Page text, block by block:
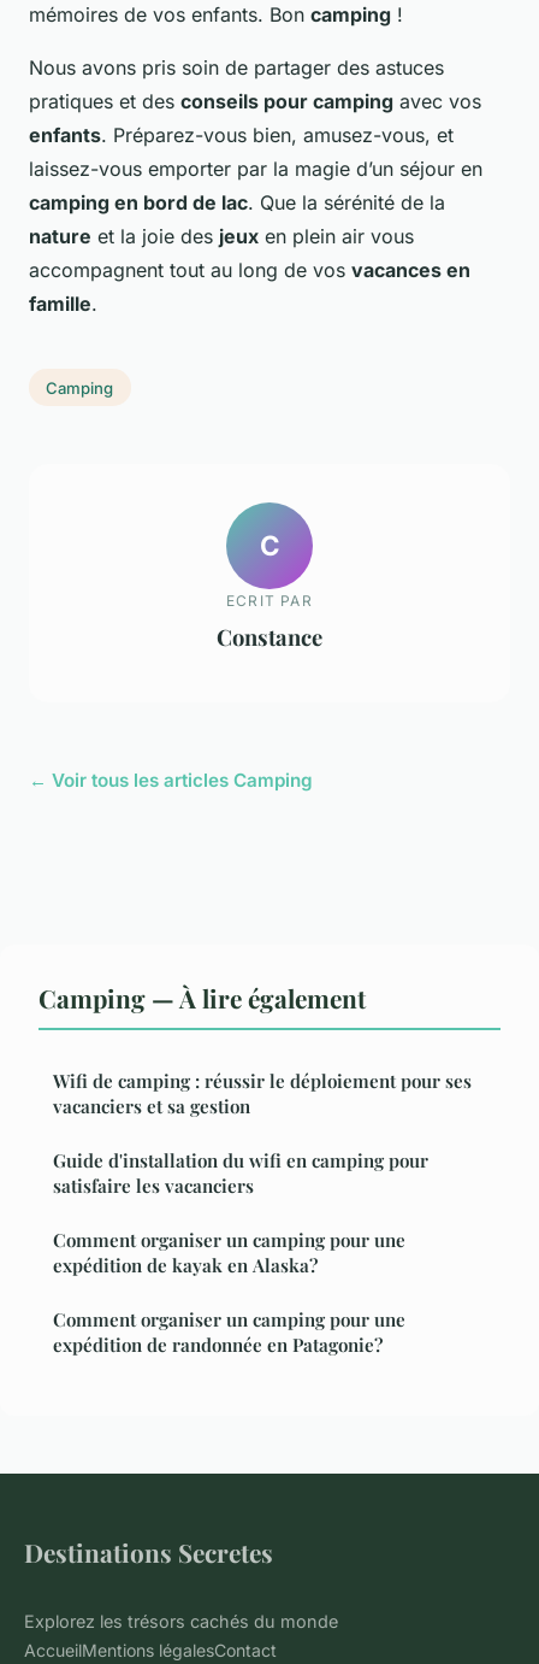
mémoires de vos enfants. Bon camping !
Nous avons pris soin de partager des astuces
pratiques et des conseils pour camping avec vos
enfants. Préparez-vous bien, amusez-vous, et
laissez-vous emporter par la magie d’un séjour en
camping en bord de lac. Que la sérénité de la
nature et la joie des jeux en plein air vous
accompagnent tout au long de vos vacances en
famille.
Camping
C
ECRIT PAR
Constance
← Voir tous les articles Camping
Camping — À lire également
Wifi de camping : réussir le déploiement pour ses
vacanciers et sa gestion
Guide d'installation du wifi en camping pour
satisfaire les vacanciers
Comment organiser un camping pour une
expédition de kayak en Alaska?
Comment organiser un camping pour une
expédition de randonnée en Patagonie?
Destinations Secretes
Explorez les trésors cachés du monde
AccueilMentions légalesContact